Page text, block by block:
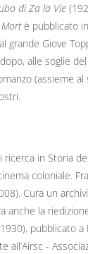
di Za la Vie
è pubblicato
grande Giove
alle soglie
(assieme al
in Storia
coloniale.
Cura un
anche la
pubblicato a
all’Airsc -